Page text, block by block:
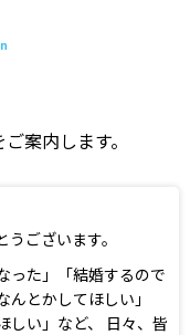
案内します。
ございます。
った」「結婚するので
とかしてほしい」
しい」など、 日々、皆